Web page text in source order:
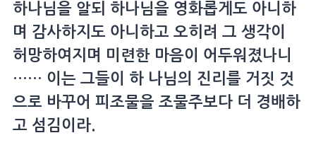
하나님을 알되 하나님을 영화롭게도 아니하
며 감사하지도 아니하고 오히려 그 생각이
허망하여지며 미련한 마음이 어두워졌나니
…… 이는 그들이 하 나님의 진리를 거짓 것
으로 바꾸어 피조물을 조물주보다 더 경배하
고 섬김이라.